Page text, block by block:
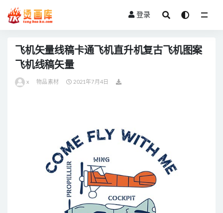
登录
飞机矢量线稿卡通飞机直升机复古飞机图案
飞机线稿矢量
x 物品素材 2021年7月4日